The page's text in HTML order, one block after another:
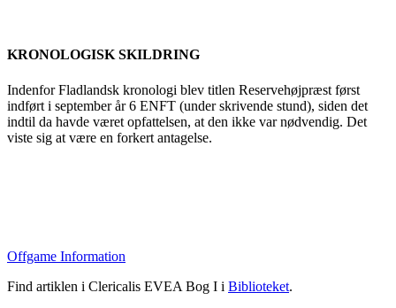
KRONOLOGISK SKILDRING
Indenfor Fladlandsk kronologi blev titlen Reservehøjpræst først
indført i september år 6 ENFT (under skrivende stund), siden det
indtil da havde været opfattelsen, at den ikke var nødvendig. Det
viste sig at være en forkert antagelse.
Offgame Information
Find artiklen i Clericalis EVEA Bog I i Biblioteket.